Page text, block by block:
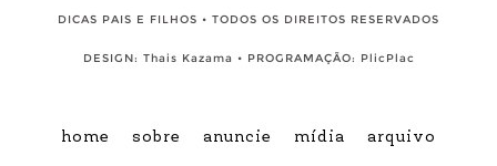
DICAS PAIS E FILHOS • TODOS OS DIREITOS RESERVADOS
DESIGN: Thais Kazama • PROGRAMAÇÃO: PlicPlac
home sobre anuncie mídia arquivo